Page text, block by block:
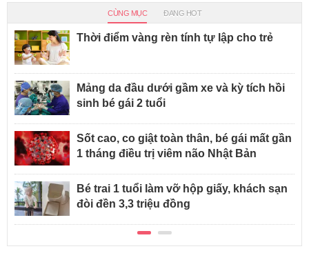
CÙNG MỤC ĐANG HOT
Thời điểm vàng rèn tính tự lập cho trẻ
Mảng da đầu dưới gầm xe và kỳ tích hồi
sinh bé gái 2 tuổi
Sốt cao, co giật toàn thân, bé gái mất gần
1 tháng điều trị viêm não Nhật Bản
Bé trai 1 tuổi làm vỡ hộp giấy, khách sạn
đòi đền 3,3 triệu đồng